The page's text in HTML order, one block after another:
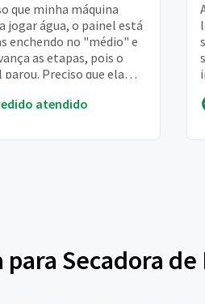
que minha máquina
jogar água, o painel está
enchendo no "médio" e
as etapas, pois o
parou. Preciso que ela
p...
atendido
Secadora